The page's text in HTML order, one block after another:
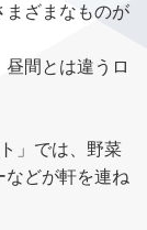
まざまなものが
間とは違うロ
」では、野菜
などが軒を連ね